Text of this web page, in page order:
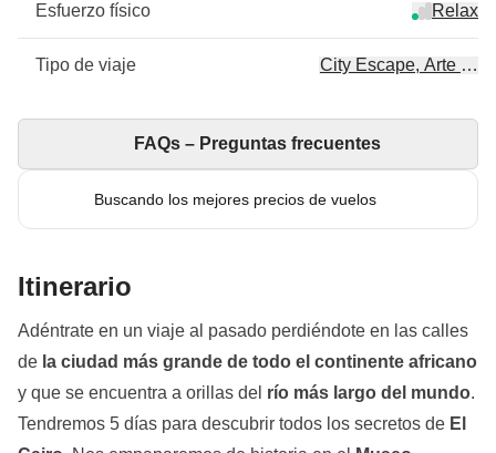
Esfuerzo físico Relax
Tipo de viaje City Escape, Arte &
Buscando los mejores precios de vuelos
FAQs – Preguntas frecuentes
Itinerario
Adéntrate en un viaje al pasado perdiéndote en las calles
de la ciudad más grande de todo el continente africano
y que se encuentra a orillas del río más largo del mundo.
Tendremos 5 días para descubrir todos los secretos de El